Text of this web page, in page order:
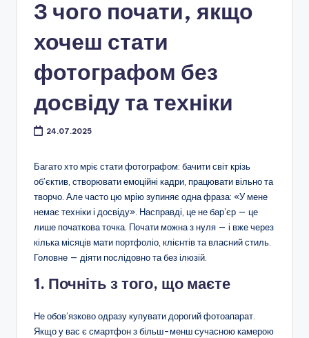
З чого почати, якщо
хочеш стати
фотографом без
досвіду та техніки
24.07.2025
Багато хто мріє стати фотографом: бачити світ крізь
об’єктив, створювати емоційні кадри, працювати вільно та
творчо. Але часто цю мрію зупиняє одна фраза: «У мене
немає техніки і досвіду». Насправді, це не бар’єр — це
лише початкова точка. Почати можна з нуля — і вже через
кілька місяців мати портфоліо, клієнтів та власний стиль.
Головне — діяти послідовно та без ілюзій.
1. Почніть з того, що маєте
Не обов’язково одразу купувати дорогий фотоапарат.
Якщо у вас є смартфон з більш-менш сучасною камерою